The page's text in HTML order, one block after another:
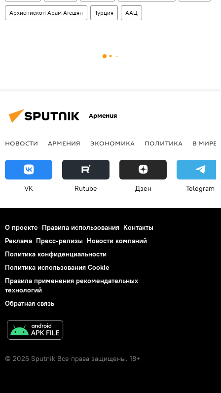
Архиепископ Арам Атешян Турция ААЦ
Армения
НОВОСТИ АРМЕНИЯ ЭКОНОМИКА ПОЛИТИКА В МИРЕ
VK Rutube Дзен Telegram
О проекте Правила использования Контакты
Реклама Пресс-релизы Новости компаний
Политика конфиденциальности
Политика использования Cookie
Правила применения рекомендательных
технологий
Обратная связь
© 2026 Sputnik Все права защищены. 18+